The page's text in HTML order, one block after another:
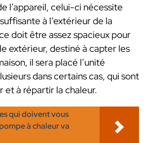
l’appareil, celui-ci nécessite
à l’extérieur de la
doit être assez spacieux pour
extérieur, destiné à capter les
il sera placé l’unité
dans certains cas, qui sont
et à répartir la chaleur.
qui doivent vous
à chaleur va